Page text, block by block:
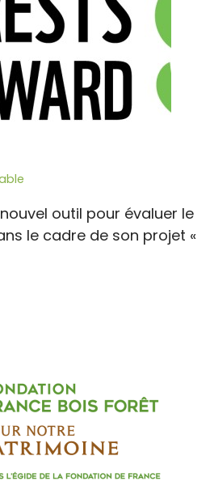
outil pour évaluer le
le cadre de son projet «